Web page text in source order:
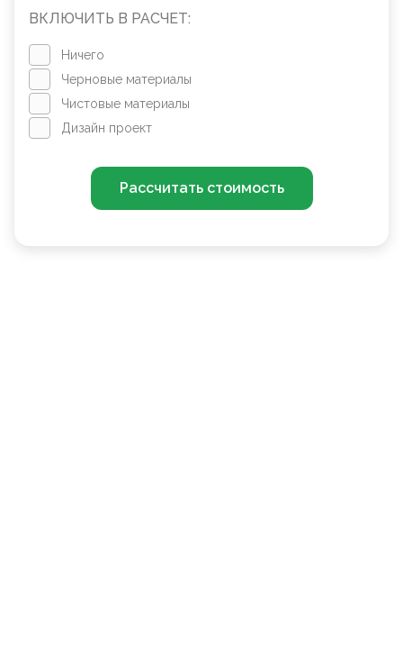
ВКЛЮЧИТЬ В РАСЧЕТ:
Ничего
Черновые материалы
Чистовые материалы
Дизайн проект
Рассчитать стоимость